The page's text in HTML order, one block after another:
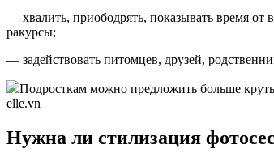
— хвалить, приободрять, показывать время от
ракурсы;
— задействовать питомцев, друзей,
Подросткам можно предложить больше
elle.vn
Нужна ли стилизация